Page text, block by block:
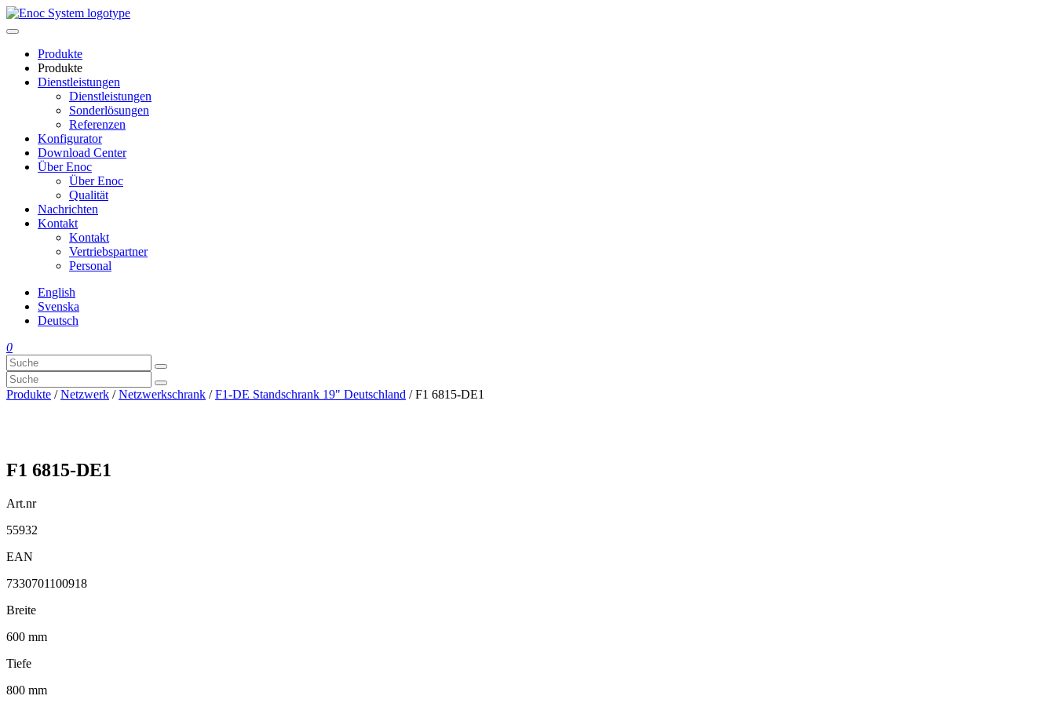
Skip
to
Produkte
Produkte
Dienstleistungen
Dienstleistungen
Sonderlösungen
Referenzen
Konfigurator
Download Center
Über Enoc
Über Enoc
Qualität
Nachrichten
Kontakt
Kontakt
Vertriebspartner
Personal
English
Svenska
Deutsch
0
Produkte /Netzwerk /Netzwerkschrank /F1-DE Standschrank 19" Deutschland / F1 6815-DE1
F1 6815-DE1
Art.nr
55932
EAN
7330701100918
Breite
600 mm
Tiefe
800 mm